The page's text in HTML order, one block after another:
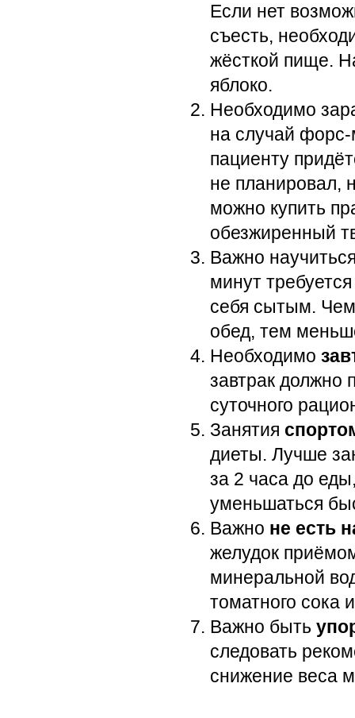
Если нет
съесть,
жёсткой пище.
яблоко.
Необходимо
на случай
пациенту
не планировал,
можно купить
обезжиренный
Важно
минут
себя сытым.
обед, тем
Необходимо
завтрак должно
суточного
Занятия
диеты. Лучше
за 2 часа до
уменьшаться
Важно не есть
желудок
минеральной
томатного сока
Важно быть
следовать
снижение веса